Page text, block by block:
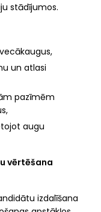
stādījumos.
un atlasi
pazīmēm
augu
vērtēšana
izdalīšana